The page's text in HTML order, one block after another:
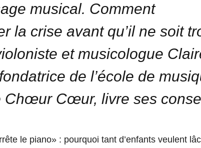
musical. Comment
la crise avant qu’il ne soit
et musicologue
de l’école de
Chœur Cœur, livre ses
le piano» : pourquoi tant d’enfants veulent